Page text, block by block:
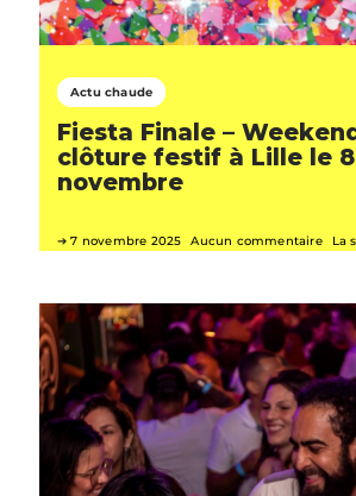
Actu chaude
Fiesta Finale –
clôture festif à Lille le
novembre
7 novembre 2025 Aucun commentaire La